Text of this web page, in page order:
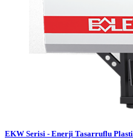
EKW Serisi - Enerji Tasarruflu